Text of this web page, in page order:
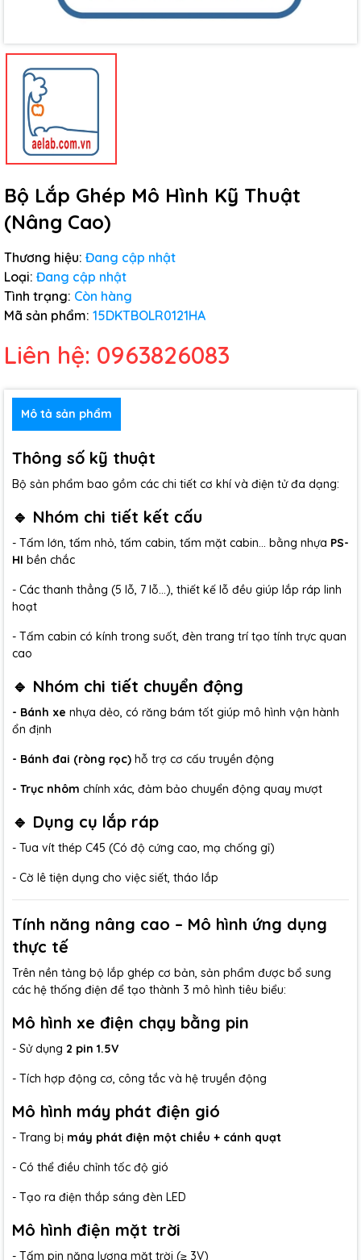
Bộ Lắp Ghép Mô Hình Kỹ Thuật
(Nâng Cao)
Thương hiệu: Đang cập nhật
Loại: Đang cập nhật
Tình trạng: Còn hàng
Mã sản phẩm: 15DKTBOLR0121HA
Liên hệ: 0963826083
Mô tả sản phẩm
Thông số kỹ thuật
Bộ sản phẩm bao gồm các chi tiết cơ khí và điện tử đa dạng:
🔹 Nhóm chi tiết kết cấu
- Tấm lớn, tấm nhỏ, tấm cabin, tấm mặt cabin… bằng nhựa PS-
HI bền chắc
- Các thanh thẳng (5 lỗ, 7 lỗ…), thiết kế lỗ đều giúp lắp ráp linh
hoạt
- Tấm cabin có kính trong suốt, đèn trang trí tạo tính trực quan
cao
🔹 Nhóm chi tiết chuyển động
- Bánh xe nhựa dẻo, có răng bám tốt giúp mô hình vận hành
ổn định
- Bánh đai (ròng rọc) hỗ trợ cơ cấu truyền động
- Trục nhôm chính xác, đảm bảo chuyển động quay mượt
🔹 Dụng cụ lắp ráp
- Tua vít thép C45 (Có độ cứng cao, mạ chống gỉ)
- Cờ lê tiện dụng cho việc siết, tháo lắp
Tính năng nâng cao – Mô hình ứng dụng
thực tế
Trên nền tảng bộ lắp ghép cơ bản, sản phẩm được bổ sung
các hệ thống điện để tạo thành 3 mô hình tiêu biểu:
Mô hình xe điện chạy bằng pin
- Sử dụng 2 pin 1.5V
- Tích hợp động cơ, công tắc và hệ truyền động
Mô hình máy phát điện gió
- Trang bị máy phát điện một chiều + cánh quạt
- Có thể điều chỉnh tốc độ gió
- Tạo ra điện thắp sáng đèn LED
Mô hình điện mặt trời
- Tấm pin năng lượng mặt trời (≥ 3V)